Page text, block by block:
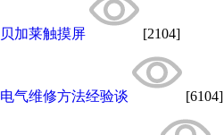
贝加莱触摸屏 [2104]
电气维修方法经验谈 [6104]